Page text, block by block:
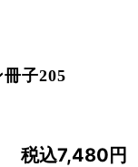
冊子205
税込7,480円